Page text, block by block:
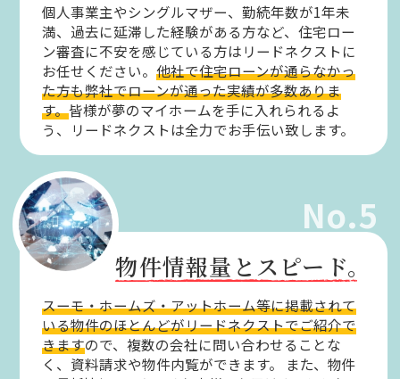
個人事業主やシングルマザー、勤続年数が1年未
満、過去に延滞した経験がある方など、住宅ロー
ン審査に不安を感じている方はリードネクストに
お任せください。他社で住宅ローンが通らなかっ
た方も弊社でローンが通った実績が多数ありま
す。皆様が夢のマイホームを手に入れられるよ
う、リードネクストは全力でお手伝い致します。
No.5
物件情報量とスピード。
スーモ・ホームズ・アットホーム等に掲載されて
いる物件のほとんどがリードネクストでご紹介で
きますので、複数の会社に問い合わせることな
く、資料請求や物件内覧ができます。
また、物件